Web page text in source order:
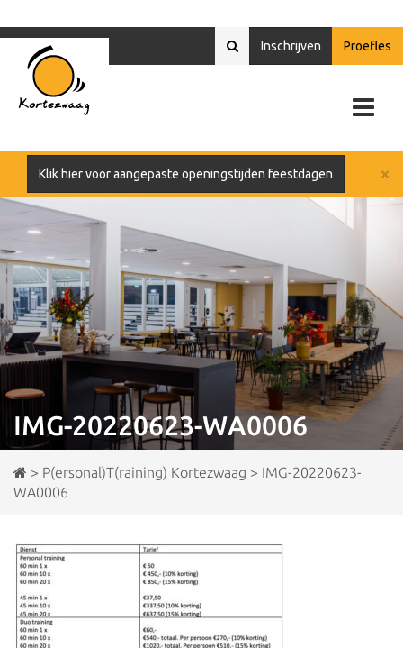
Inschrijven Proefles
×
Klik hier voor aangepaste openingstijden feestdagen
IMG-20220623-WA0006
> P(ersonal)T(raining) Kortezwaag > IMG-20220623-
WA0006